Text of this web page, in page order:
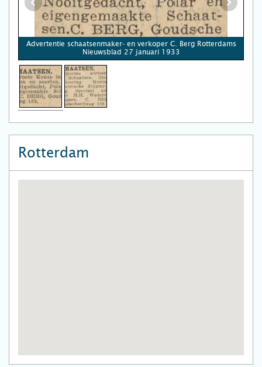
Advertentie schaatsenmaker- en verkoper C. Berg Rotterdams
Nieuwsblad 27 januari 1933
Rotterdam